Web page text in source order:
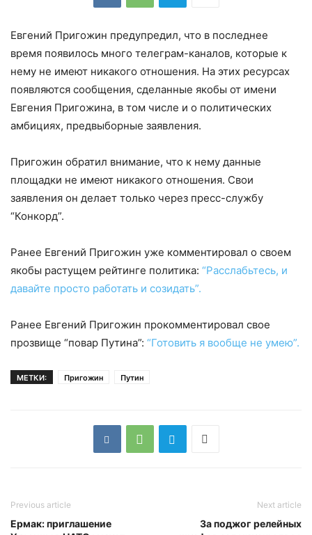
Евгений Пригожин предупредил, что в последнее
время появилось много телеграм-каналов, которые к
нему не имеют никакого отношения. На этих ресурсах
появляются сообщения, сделанные якобы от имени
Евгения Пригожина, в том числе и о политических
амбициях, предвыборные заявления.
Пригожин обратил внимание, что к нему данные
площадки не имеют никакого отношения. Свои
заявления он делает только через пресс-службу
“Конкорд”.
Ранее Евгений Пригожин уже комментировал о своем
якобы растущем рейтинге политика: “Расслабьтесь, и
давайте просто работать и созидать”.
Ранее Евгений Пригожин прокомментировал свое
прозвище “повар Путина”: “Готовить я вообще не умею”.
МЕТКИ: Пригожин Путин
Previous article
Ермак: приглашение
Next article
За поджог релейных